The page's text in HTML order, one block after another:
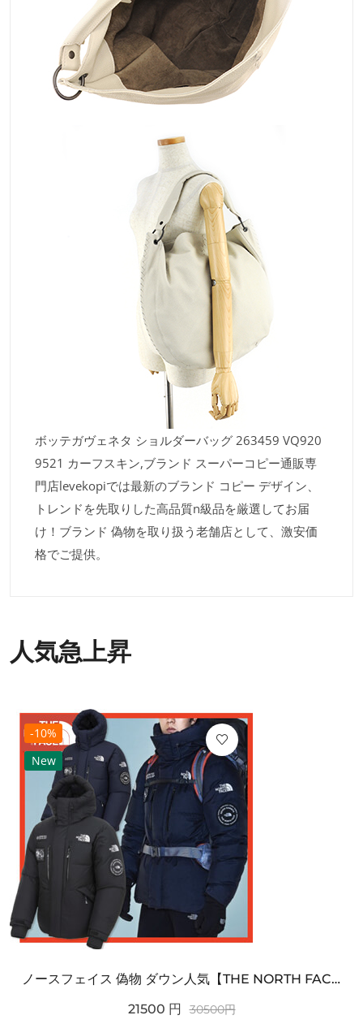
ボッテガヴェネタ ショルダーバッグ 263459 VQ920
9521 カーフスキン,ブランド スーパーコピー通販専
門店levekopiでは最新のブランド コピー デザイン、
トレンドを先取りした高品質n級品を厳選してお届
け！ブランド 偽物を取り扱う老舗店として、激安価
格でご提供。
人気急上昇
-10%
New
ノースフェイス 偽物 ダウン人気【THE NORTH FACE】M'S 7 SUMMIT HIM...
21500 円 30500円